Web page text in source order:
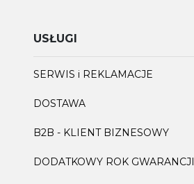
USŁUGI
SERWIS i REKLAMACJE
DOSTAWA
B2B - KLIENT BIZNESOWY
DODATKOWY ROK GWARANCJI